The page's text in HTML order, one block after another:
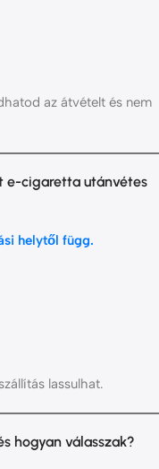
az átvételt és nem
e-cigaretta utánvétes
helytől függ.
lassulhat.
hogyan válasszak?